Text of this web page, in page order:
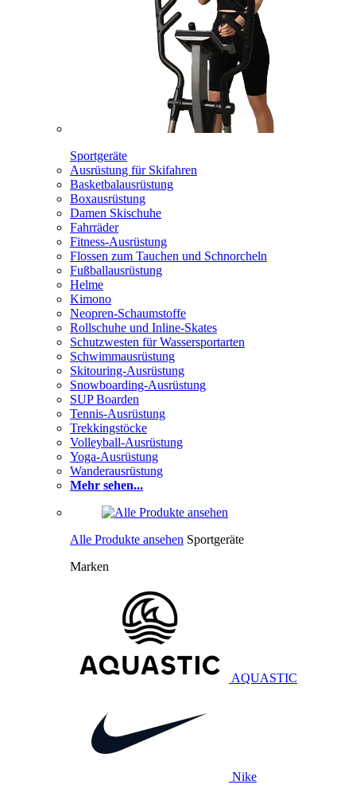
Sportgeräte
Ausrüstung für Skifahren
Basketbalausrüstung
Boxausrüstung
Damen Skischuhe
Fahrräder
Fitness-Ausrüstung
Flossen zum Tauchen und Schnorcheln
Fußballausrüstung
Helme
Kimono
Neopren-Schaumstoffe
Rollschuhe und Inline-Skates
Schutzwesten für Wassersportarten
Schwimmausrüstung
Skitouring-Ausrüstung
Snowboarding-Ausrüstung
SUP Boarden
Tennis-Ausrüstung
Trekkingstöcke
Volleyball-Ausrüstung
Yoga-Ausrüstung
Wanderausrüstung
Mehr sehen...
Alle Produkte ansehen Sportgeräte
Marken
AQUASTIC
Nike